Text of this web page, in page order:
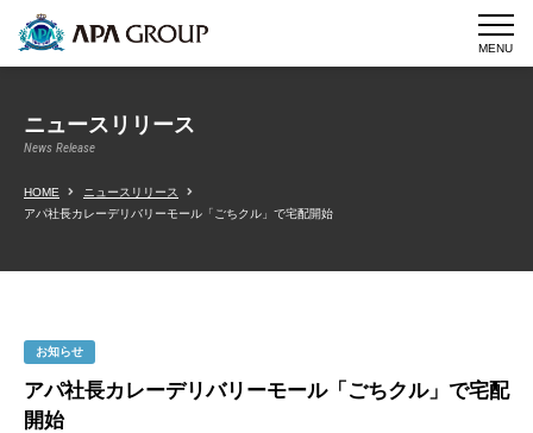
MENU
ニュースリリース
News Release
HOME
ニュースリリース
アパ社長カレーデリバリーモール「ごちクル」で宅配開始
お知らせ
アパ社長カレーデリバリーモール「ごちクル」で宅配
開始